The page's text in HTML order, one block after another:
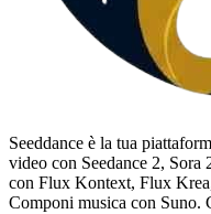
Seeddance è la tua
video con Seedance 2, Sora
con Flux Kontext, Flux
Componi musica con Suno.